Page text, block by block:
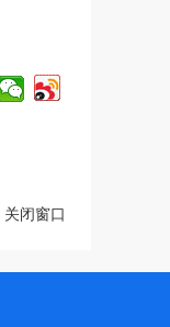
关闭窗口